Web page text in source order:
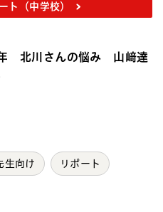
ト（中学校）
北川さんの悩み 山﨑達
生向け リポート